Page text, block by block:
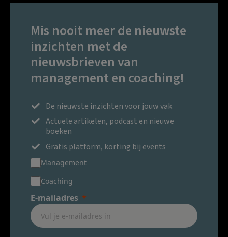
Mis nooit meer de nieuwste
inzichten met de
nieuwsbrieven van
management en coaching!
De nieuwste inzichten voor jouw vak
Actuele artikelen, podcast en nieuwe
boeken
Gratis platform, korting bij events
Management
Coaching
E-mailadres